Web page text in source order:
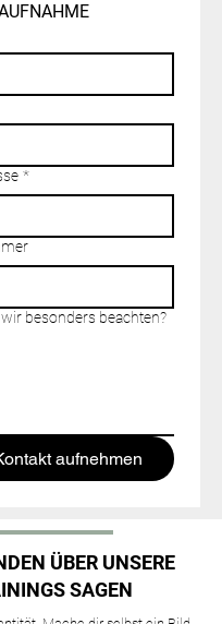
*
besonders beachten?
aufnehmen
ÜBER UNSERE
SAGEN